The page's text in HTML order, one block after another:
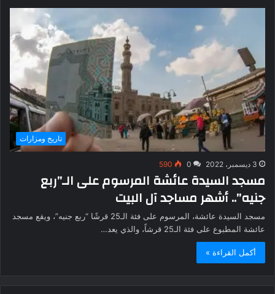
تاريخ ومزارات
3 ديسمبر، 2022 0
590
مسجد السيدة عائشة المرسوم على الـ”ربع
جنيه”.. أشهر مساجد آل البيت
مسجد السيدة عائشة، المرسوم على فئة الـ25 قرشًا “ربع جنيه”، ويقع مسجد
عائشة المطبوع على فئة الـ25 قرشاً، والذي يعد…
أكمل القراءة »